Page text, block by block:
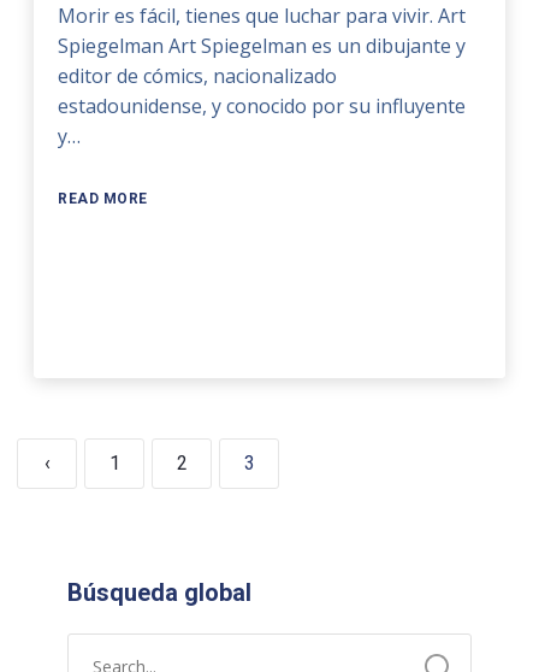
Morir es fácil, tienes que luchar para vivir. Art
Spiegelman Art Spiegelman es un dibujante y
editor de cómics, nacionalizado
estadounidense, y conocido por su influyente
y…
READ MORE
‹ 1 2 3
Búsqueda global